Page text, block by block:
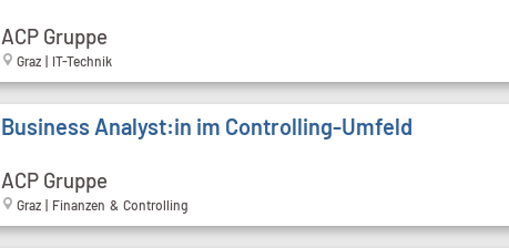
ACP Gruppe
Graz | IT-Technik
Business Analyst:in im Controlling-Umfeld
ACP Gruppe
Graz | Finanzen & Controlling